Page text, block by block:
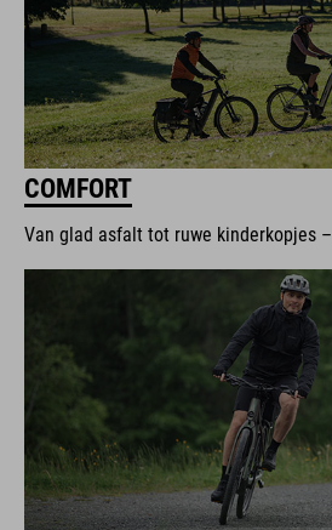
COMFORT
Van glad asfalt tot ruwe kinderkopjes